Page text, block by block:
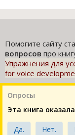
Помогите сайту
вопросов про
Упражнения для
for voice
Опросы
Эта книга
Да. Нет.